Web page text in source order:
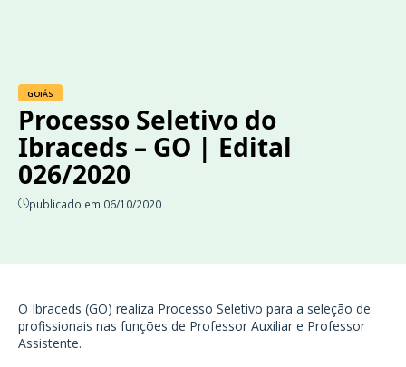
GOIÁS
Processo Seletivo do
Ibraceds – GO | Edital
026/2020
publicado em 06/10/2020
O Ibraceds (GO) realiza Processo Seletivo para a seleção de
profissionais nas funções de Professor Auxiliar e Professor
Assistente.